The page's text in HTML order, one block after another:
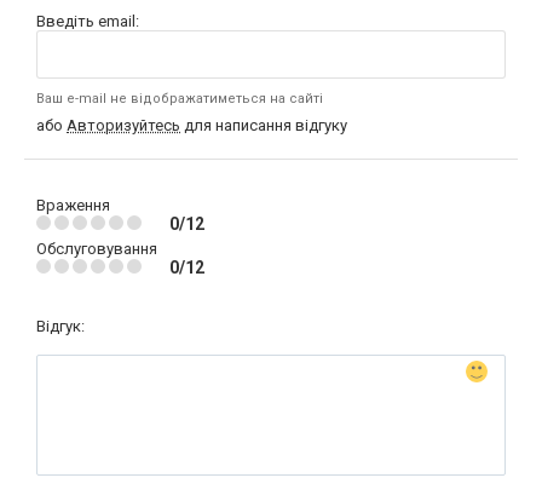
Введіть email:
Ваш e-mail не відображатиметься на сайті
або Авторизуйтесь для написання відгуку
Враження
0/12
Обслуговування
0/12
Відгук: